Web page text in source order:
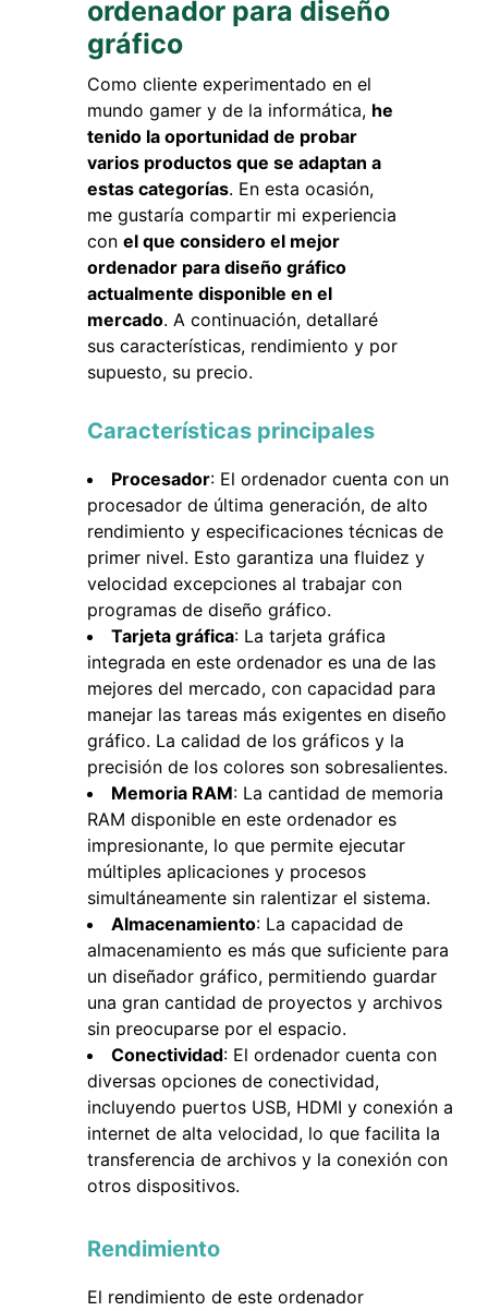
ordenador para diseño
gráfico
Como cliente experimentado en el
mundo gamer y de la informática, he
tenido la oportunidad de probar
varios productos que se adaptan a
estas categorías. En esta ocasión,
me gustaría compartir mi experiencia
con el que considero el mejor
ordenador para diseño gráfico
actualmente disponible en el
mercado. A continuación, detallaré
sus características, rendimiento y por
supuesto, su precio.
Características principales
Procesador: El ordenador cuenta con un
procesador de última generación, de alto
rendimiento y especificaciones técnicas de
primer nivel. Esto garantiza una fluidez y
velocidad excepciones al trabajar con
programas de diseño gráfico.
Tarjeta gráfica: La tarjeta gráfica
integrada en este ordenador es una de las
mejores del mercado, con capacidad para
manejar las tareas más exigentes en diseño
gráfico. La calidad de los gráficos y la
precisión de los colores son sobresalientes.
Memoria RAM: La cantidad de memoria
RAM disponible en este ordenador es
impresionante, lo que permite ejecutar
múltiples aplicaciones y procesos
simultáneamente sin ralentizar el sistema.
Almacenamiento: La capacidad de
almacenamiento es más que suficiente para
un diseñador gráfico, permitiendo guardar
una gran cantidad de proyectos y archivos
sin preocuparse por el espacio.
Conectividad: El ordenador cuenta con
diversas opciones de conectividad,
incluyendo puertos USB, HDMI y conexión a
internet de alta velocidad, lo que facilita la
transferencia de archivos y la conexión con
otros dispositivos.
Rendimiento
El rendimiento de este ordenador